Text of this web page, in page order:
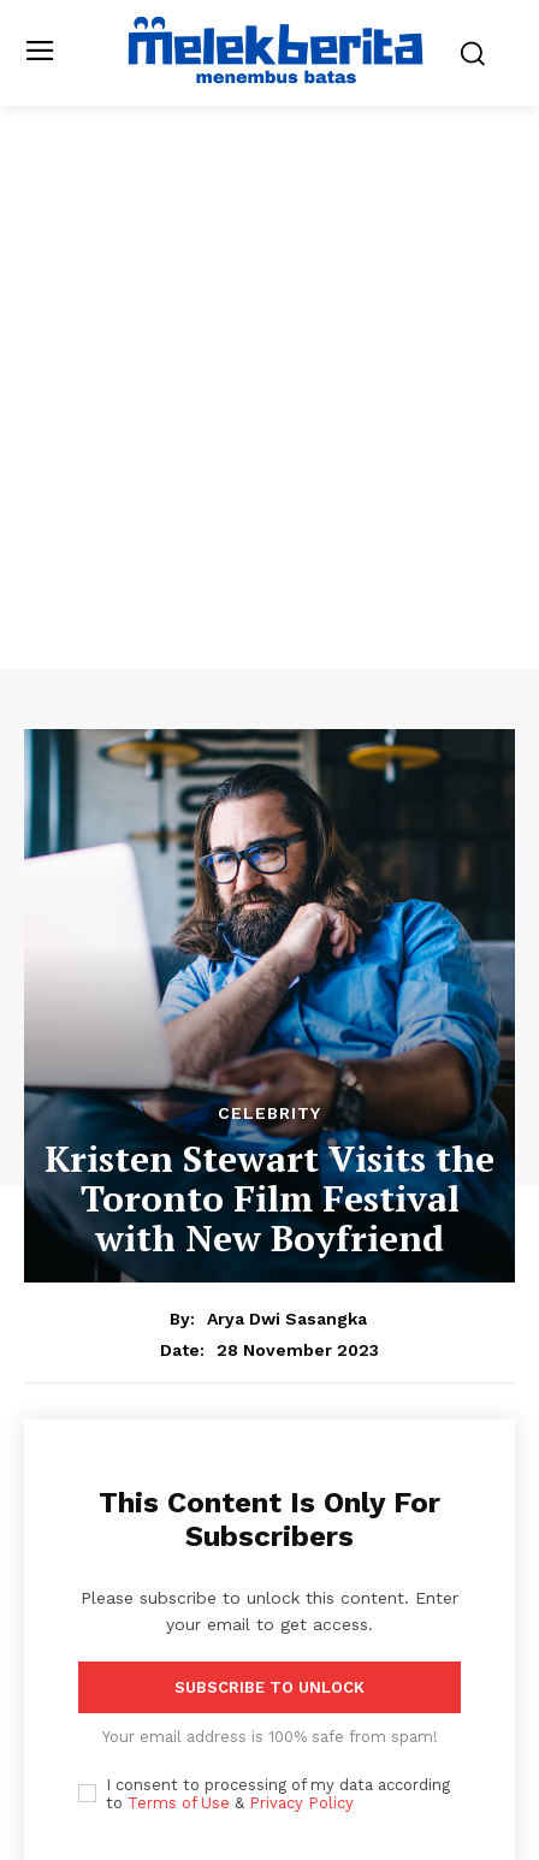
CELEBRITY
Kristen Stewart Visits the
Toronto Film Festival
with New Boyfriend
By:
Arya Dwi Sasangka
Date:
28 November 2023
This Content Is Only For
Subscribers
Please subscribe to unlock this content. Enter
your email to get access.
SUBSCRIBE TO UNLOCK
Your email address is 100% safe from spam!
I consent to processing of my data according
to Terms of Use & Privacy Policy